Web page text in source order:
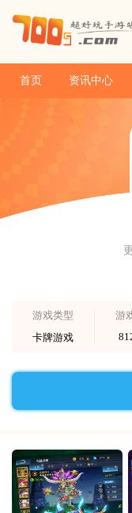
首页 资讯中心
游戏类型
卡牌游戏
游